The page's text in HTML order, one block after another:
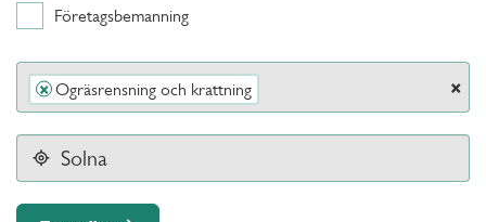
Företagsbemanning
×
× Ogräsrensning och krattning